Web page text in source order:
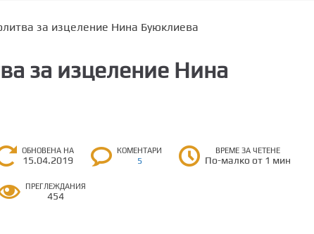
за изцеление Нина
ОБНОВЕНА НА
15.04.2019
КОМЕНТАРИ
5
ВРЕМЕ ЗА ЧЕТЕНЕ
По-малко от 1 мин
ПРЕГЛЕЖДАНИЯ
454